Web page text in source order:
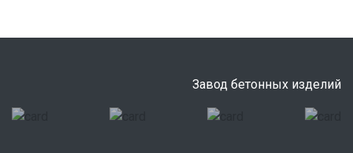
Завод бетонных изделий